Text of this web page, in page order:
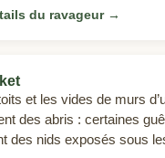
pour des
du ravageur→
et les vides de murs
des abris : certaines
des nids exposés sous